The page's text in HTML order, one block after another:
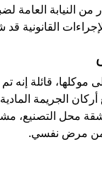
النيابة العامة
القانونية
قائلة إنه تم
الجريمة
محل التصنيع،
من مرض نفسي.